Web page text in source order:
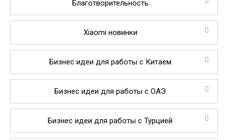
Благотворительность
Xiaomi новинки
Бизнес идеи для работы с Китаем
Бизнес идеи для работы с ОАЭ
Бизнес идеи для работы с Турцией